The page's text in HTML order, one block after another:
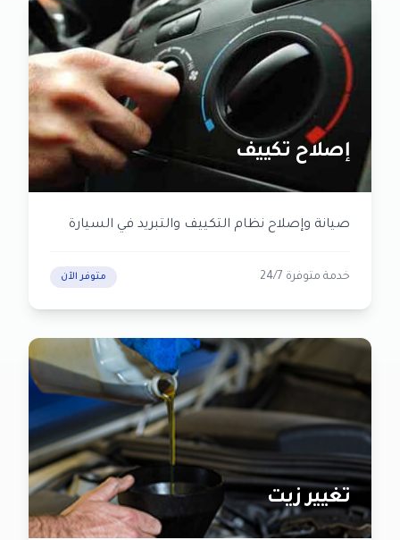
إصلاح تكييف
صيانة وإصلاح نظام التكييف والتبريد في السيارة
خدمة متوفرة 24/7 متوفر الآن
تغيير زيت